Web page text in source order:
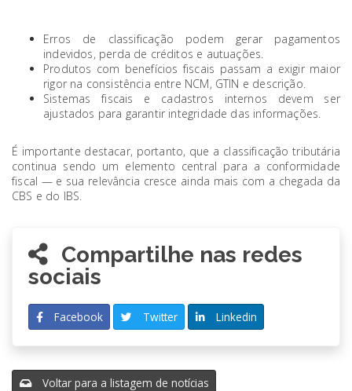
Erros de classificação podem gerar pagamentos
indevidos, perda de créditos e autuações.
Produtos com benefícios fiscais passam a exigir maior
rigor na consistência entre NCM, GTIN e descrição.
Sistemas fiscais e cadastros internos devem ser
ajustados para garantir integridade das informações.
É importante destacar, portanto, que a classificação tributária
continua sendo um elemento central para a conformidade
fiscal — e sua relevância cresce ainda mais com a chegada da
CBS e do IBS.
Compartilhe nas redes
sociais
Facebook Twitter Linkedin
Voltar para a listagem de notícias